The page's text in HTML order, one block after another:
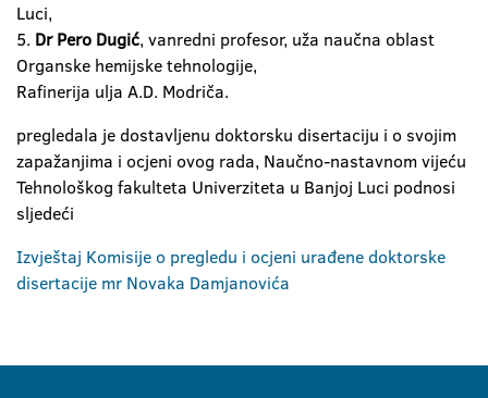
Luci,
5. Dr Pero Dugić, vanredni profesor, uža naučna oblast
Organske hemijske tehnologije,
Rafinerija ulja A.D. Modriča.
pregledala je dostavljenu doktorsku disertaciju i o svojim
zapažanjima i ocjeni ovog rada, Naučno-nastavnom vijeću
Tehnološkog fakulteta Univerziteta u Banjoj Luci podnosi
sljedeći
Izvještaj Komisije o pregledu i ocjeni urađene doktorske
disertacije mr Novaka Damjanovića